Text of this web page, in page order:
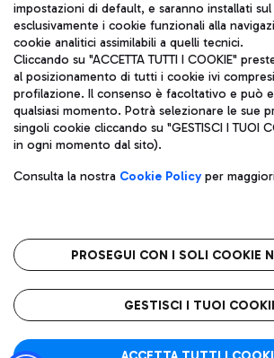
Pizza
Gelateria
Wine Bar & Sparkling
Autobus
Scopri le linee di autobus per
Leonardo Da Vinci.
Raggiungi l’aeroporto senza pensieri
Ristoranti
Scopri la nostra offerta per una pausa
Mappa Aeroporto Fiumicino
Aeroporti di Roma S.p.A. - Società soggetta
coordinamento di Mundys S.p.A.
Codice fiscale e Registro delle Imprese di
IVA 06572251004
Capitale sociale 62.224.743,00 int. vers.
Sede legale: Via Pier Paolo Racchetti 1 -
telefono +39 06 65951
Privacy policy
Note legali
Roma FCO
L'aeroporto
impostazioni di default, e saranno installati
esclusivamente i cookie funzionali alla
cookie analitici assimilabili a quelli tecnici.
Cliccando su "ACCETTA TUTTI I COOKIE"
al posizionamento di tutti i cookie ivi
profilazione. Il consenso è facoltativo e può
qualsiasi momento. Potrà selezionare le sue
singoli cookie cliccando su "GESTISCI I TUOI
in ogni momento dal sito).
Consulta la nostra Cookie Policyper
PROSEGUI CON I SOLI COOKIE
GESTISCI I TUOI